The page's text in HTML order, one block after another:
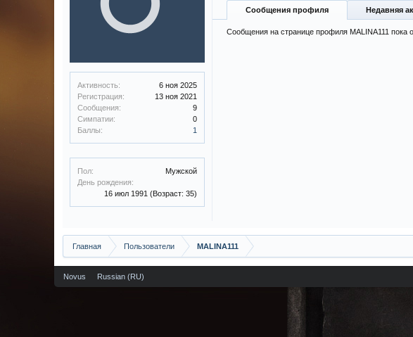
Активность:
6 ноя 2025
Регистрация:
13 ноя 2021
Сообщения:
9
Симпатии:
0
Баллы:
1
Пол:
Мужской
День рождения:
16 июл 1991 (Возраст: 35)
Сообщения профиля Недавняя
Сообщения на странице профиля MALINA111 пока
Главная Пользователи MALINA111
Novus Russian (RU)